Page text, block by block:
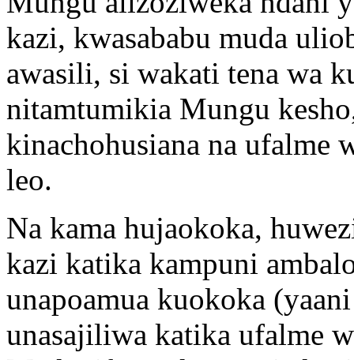
kazi, kwasababu muda
awasili, si wakati tena wa
nitamtumikia Mungu
kinachohusiana na ufalme
leo.
Na kama hujaokoka,
kazi katika kampuni
unapoamua kuokoka
unasajiliwa katika ufalme